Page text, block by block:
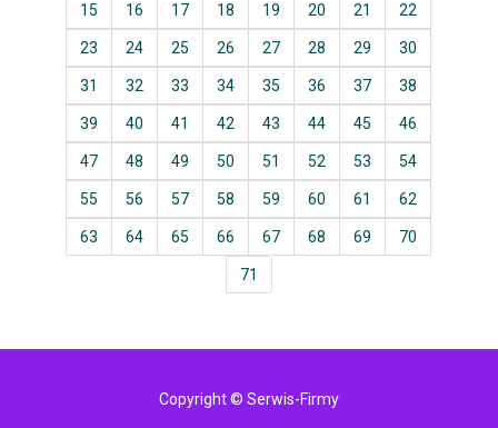
15 16 17 18 19 20 21 22
23 24 25 26 27 28 29 30
31 32 33 34 35 36 37 38
39 40 41 42 43 44 45 46
47 48 49 50 51 52 53 54
55 56 57 58 59 60 61 62
63 64 65 66 67 68 69 70
71
Copyright © Serwis-Firmy